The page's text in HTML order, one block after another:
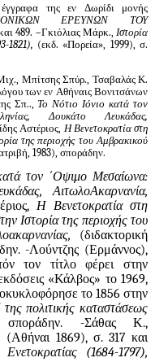
της εν Δωρίδι μονής
ΕΡΕΥΝΩΝ ΤΟΥ
489. –Γκιόλιας Μάρκ., Ιστορία
1821), (εκδ. «Πορεία», 1999), σ.
Μπίτσης Σπύρ., Τσαβαλάς Κ.
των εν Αθήναις Βονιτσάνων
Σπ.., Το Νότιο Ιόνιο κατά τον
Δουκάτο Λευκάδας,
Αστέριος, Η Βενετοκρατία στη
της περιοχής του Αμβρακικού
1983), σποράδην.
τον ΄Οψιμο Μεσαίωνα:
ΑιτωλοΑκαρνανία,
Η Βενετοκρατία στη
Ιστορία της περιοχής του
(διδακτορική
-Λούντζης (Ερμάννος),
τον τίτλο φέρει στην
«Κάλβος» το 1969,
το 1856 στην
της πολιτικής καταστάσεως
-Σάθας Κ.,
(Αθήναι 1869), σ. 317 και
(1684-1797),